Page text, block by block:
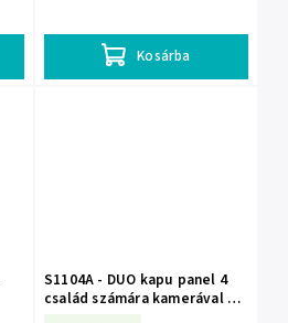
Kosárba
S1104A - DUO kapu panel 4
család számára kamerával és